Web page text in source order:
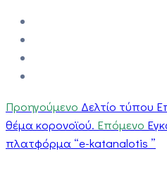
Προηγούμενο Δελτίο τύπου
θέμα κορονοϊού. Επόμενο
πλατφόρμα “e-katanalotis ”